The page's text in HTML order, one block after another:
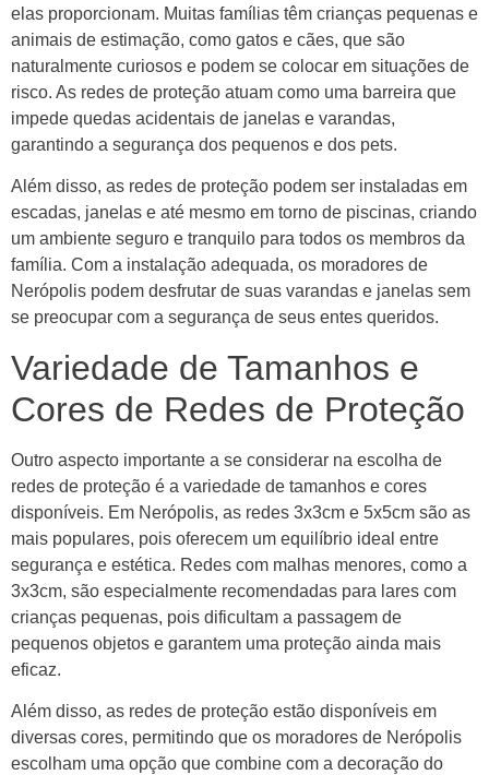
elas proporcionam. Muitas famílias têm crianças pequenas e
animais de estimação, como gatos e cães, que são
naturalmente curiosos e podem se colocar em situações de
risco. As redes de proteção atuam como uma barreira que
impede quedas acidentais de janelas e varandas,
garantindo a segurança dos pequenos e dos pets.
Além disso, as redes de proteção podem ser instaladas em
escadas, janelas e até mesmo em torno de piscinas, criando
um ambiente seguro e tranquilo para todos os membros da
família. Com a instalação adequada, os moradores de
Nerópolis podem desfrutar de suas varandas e janelas sem
se preocupar com a segurança de seus entes queridos.
Variedade de Tamanhos e
Cores de Redes de Proteção
Outro aspecto importante a se considerar na escolha de
redes de proteção é a variedade de tamanhos e cores
disponíveis. Em Nerópolis, as redes 3x3cm e 5x5cm são as
mais populares, pois oferecem um equilíbrio ideal entre
segurança e estética. Redes com malhas menores, como a
3x3cm, são especialmente recomendadas para lares com
crianças pequenas, pois dificultam a passagem de
pequenos objetos e garantem uma proteção ainda mais
eficaz.
Além disso, as redes de proteção estão disponíveis em
diversas cores, permitindo que os moradores de Nerópolis
escolham uma opção que combine com a decoração do